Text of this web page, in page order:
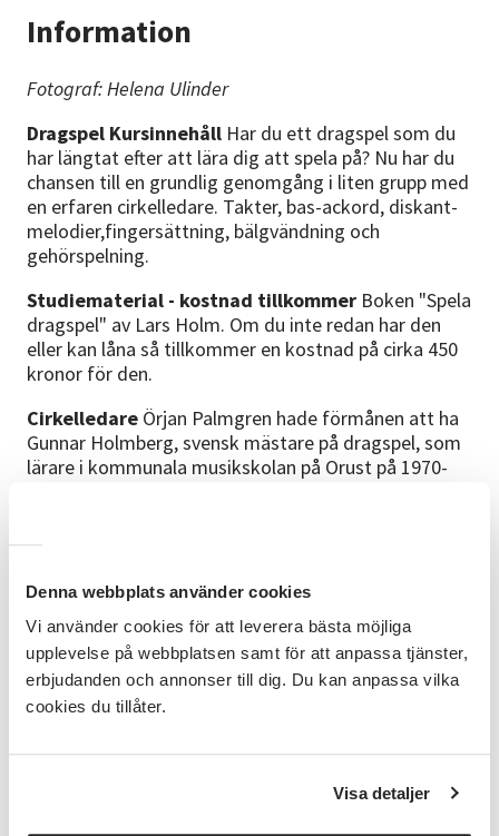
Denna webbplats använder cookies
Vi använder cookies för att leverera bästa möjliga
upplevelse på webbplatsen samt för att anpassa tjänster,
erbjudanden och annonser till dig. Du kan anpassa vilka
cookies du tillåter.
Visa detaljer
Information
Fotograf: Helena Ulinder
Dragspel Kursinnehåll Har du ett dragspel som du
har längtat efter att lära dig att spela på? Nu har du
chansen till en grundlig genomgång i liten grupp med
en erfaren cirkelledare. Takter, bas-ackord, diskant-
melodier,fingersättning, bälgvändning och
gehörspelning.
Studiematerial - kostnad tillkommer Boken "Spela
dragspel" av Lars Holm. Om du inte redan har den
eller kan låna så tillkommer en kostnad på cirka 450
kronor för den.
Cirkelledare Örjan Palmgren hade förmånen att ha
Gunnar Holmberg, svensk mästare på dragspel, som
lärare i kommunala musikskolan på Orust på 1970-
också spelat pianodragspel och piano. Hans
självkänsla som förhoppningsvis leder vidare till
spelglädje och lekfullhet.
Bra att vetaDu behöver ha ditt eget dragspel. Det
går bra med både knapp- och piano-dragspel.
Kurstillfällena är på tisdag varannan vecka.
AnmälningsinformationStudiecirkeln startar vid 4
preliminärt och kan bli framflyttat om vi behöver få